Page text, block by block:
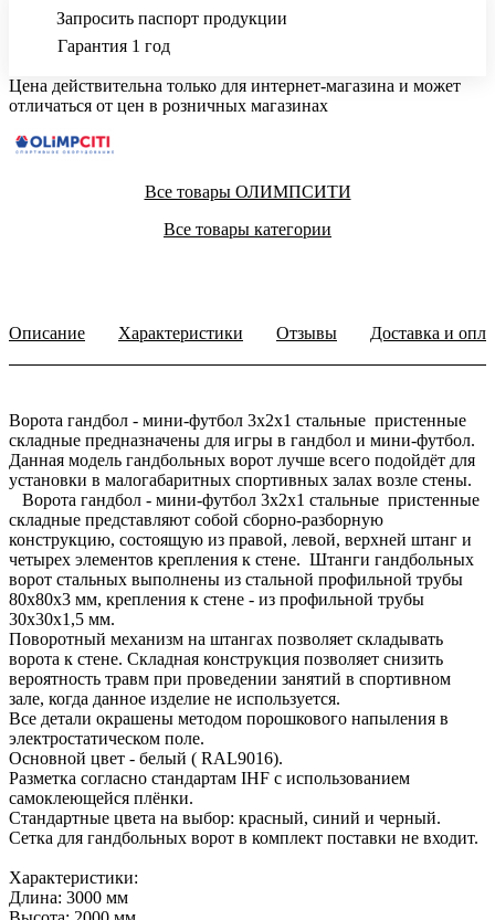
Запросить паспорт продукции
Гарантия 1 год
Цена действительна только для интернет-магазина и может
отличаться от цен в розничных магазинах
Все товары ОЛИМПСИТИ
Все товары категории
Описание Характеристики Отзывы Доставка и
Ворота гандбол - мини-футбол 3х2х1 стальные пристенные
складные предназначены для игры в гандбол и мини-футбол.
Данная модель гандбольных ворот лучше всего подойдёт для
установки в малогабаритных спортивных залах возле стены.
Ворота гандбол - мини-футбол 3х2х1 стальные пристенные
складные представляют собой сборно-разборную
конструкцию, состоящую из правой, левой, верхней штанг и
четырех элементов крепления к стене. Штанги гандбольных
ворот стальных выполнены из стальной профильной трубы
80х80х3 мм, крепления к стене - из профильной трубы
30х30х1,5 мм.
Поворотный механизм на штангах позволяет складывать
ворота к стене. Складная конструкция позволяет снизить
вероятность травм при проведении занятий в спортивном
зале, когда данное изделие не используется.
Все детали окрашены методом порошкового напыления в
электростатическом поле.
Основной цвет - белый ( RAL9016).
Разметка согласно стандартам IHF с использованием
самоклеющейся плёнки.
Стандартные цвета на выбор: красный, синий и черный.
Сетка для гандбольных ворот в комплект поставки не входит.
Характеристики:
Длина: 3000 мм